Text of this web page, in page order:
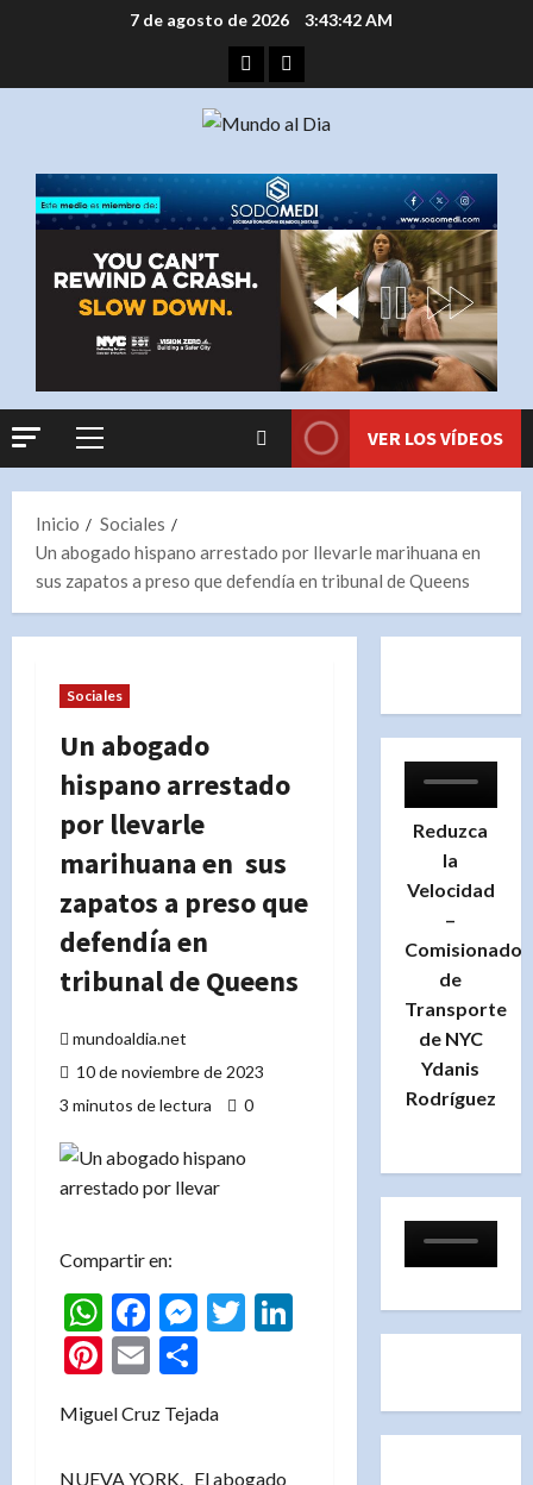
7 de agosto de 2026 3:43:42 AM
FacebookInstagram
Menú
VER LOS VÍDEOS
Inicio
Sociales
Un abogado hispano arrestado por llevarle marihuana en
sus zapatos a preso que defendía en tribunal de Queens
Sociales
Un abogado
hispano arrestado
por llevarle
marihuana en sus
zapatos a preso que
defendía en
tribunal de Queens
mundoaldia.net
10 de noviembre de 2023
3 minutos de lectura
0
Compartir en:
WhatsApp
Facebook
Messenger
TwitterLinkedIn
Pinterest
Email
Miguel Cruz Tejada
NUEVA YORK._ El abogado
Reduzca
la
Velocidad
–
Comisionado
de
Transporte
de NYC
Ydanis
Rodríguez